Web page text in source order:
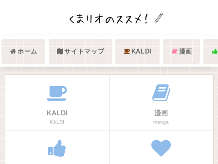
ホーム サイトマップ KALDI 漫画
KALDI
KALDI
漫画
manga